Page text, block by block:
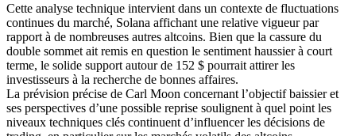
Cette analyse technique intervient dans un contexte de fluctuations
continues du marché, Solana affichant une relative vigueur par
rapport à de nombreuses autres altcoins. Bien que la cassure du
double sommet ait remis en question le sentiment haussier à court
terme, le solide support autour de 152 $ pourrait attirer les
investisseurs à la recherche de bonnes affaires.
La prévision précise de Carl Moon concernant l’objectif baissier et
ses perspectives d’une possible reprise soulignent à quel point les
niveaux techniques clés continuent d’influencer les décisions de